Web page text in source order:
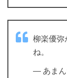
柳楽優弥
ね。
— あまん